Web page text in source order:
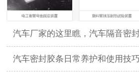
汽车厂家的这里瞧，汽车隔音密封条的安装方法
汽车密封胶条日常养护和使用技巧